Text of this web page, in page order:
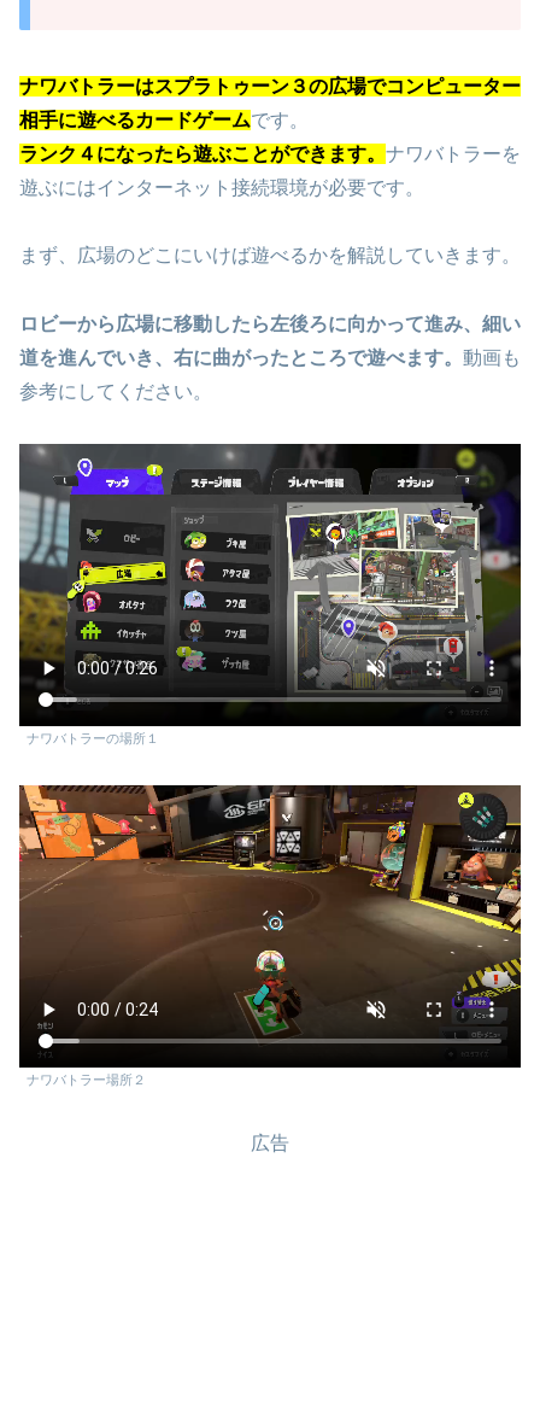
ナワバトラーはスプラトゥーン３の広場でコンピューター
相手に遊べるカードゲームです。
ランク４になったら遊ぶことができます。 ナワバトラーを
遊ぶにはインターネット接続環境が必要です。
まず、広場のどこにいけば遊べるかを解説していきます。
ロビーから広場に移動したら左後ろに向かって進み、細い
道を進んでいき、右に曲がったところで遊べます。 動画も
参考にしてください。
ナワバトラーの場所１
ナワバトラー場所２
広告